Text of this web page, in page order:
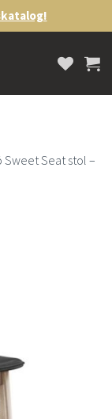
Sweet Seat stol –